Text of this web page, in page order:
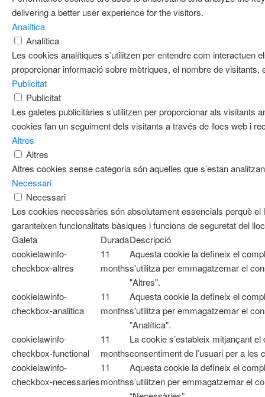
delivering a better user experience for the visitors.
Analítica
Analítica
Les cookies analítiques s’utilitzen per entendre com interactuen
proporcionar informació sobre mètriques, el nombre de visitants,
Publicitat
Publicitat
Les galetes publicitàries s’utilitzen per proporcionar als
cookies fan un seguiment dels visitants a través de llocs web i
Altres
Altres
Altres cookies sense categoria són aquelles que s’estan
Necessari
Necessari
Les cookies necessàries són absolutament essencials perquè
garanteixen funcionalitats bàsiques i funcions de seguretat del
Galeta
DuradaDescripció
cookielawinfo-
checkbox-altres
11
months
Aquesta cookie la defineix el
s'utilitza per emmagatzemar el
"Altres".
cookielawinfo-
checkbox-analitica
11
months
Aquesta cookie la defineix el
s'utilitza per emmagatzemar el
"Analítica".
cookielawinfo-
checkbox-functional
11
months
La cookie s’estableix mitjançant
consentiment de l’usuari per a les
cookielawinfo-
checkbox-necessaries
11
months
Aquesta cookie la defineix el
s’utilitzen per emmagatzemar el